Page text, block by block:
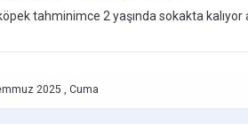
tahminimce 2 yaşında sokakta kalıyor
2025 , Cuma